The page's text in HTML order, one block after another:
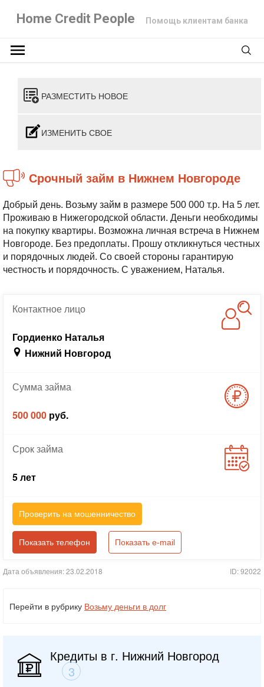
Home Credit People Помощь клиентам банка
РАЗМЕСТИТЬ НОВОЕ
ИЗМЕНИТЬ СВОЕ
Срочный займ в Нижнем Новгороде
Добрый день. Возьму займ в размере 500 000 т.р. На 5 лет.
Проживаю в Нижегородской области. Деньги необходимы
на покупку квартиры. Возможна личная встреча в Нижнем
Новгороде. Без предоплаты. Прошу откликнуться честных
и порядочных людей. Со своей стороны гарантирую
честность и порядочность. С уважением, Наталья.
Контактноелицо
Гордиенко Наталья
Нижний Новгород
Суммазайма
500 000 руб.
Срокзайма
5 лет
Проверить на мошенничество
Показать телефон Показать e-mail
Дата объявления: 23.02.2018 ID: 92022
Перейти в рубрику Возьму деньги в долг
Кредиты в г. Нижний Новгород
3